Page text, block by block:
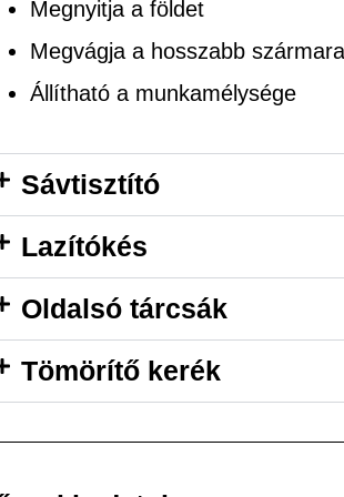
Megnyitja a földet
Megvágja a hosszabb
Állítható a munkamélysége
Sávtisztító
Lazítókés
Oldalsó tárcsák
Tömörítő kerék